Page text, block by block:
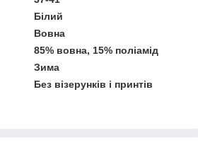
Білий
Вовна
85% вовна, 15% поліамід
Зима
Без візерунків і принтів